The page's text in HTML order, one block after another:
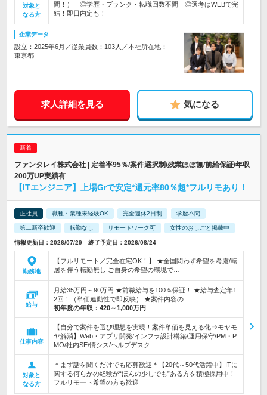
対象と
なる方
問！） ◎学歴・ブランク・転職回数不問 ◎選考はWEBで完
結！即日内定も！
企業データ
設立：2025年6月／従業員数：103人／本社所在地：
東京都
求人詳細を見る 気になる
ファンタレイ株式会社 | 定着率95％/案件選択制/残業ほぼ無/前給保証/年収
200万UP実績有
【ITエンジニア】上場Grで安定*還元率80％超*フルリモあり！
正社員 職種・業種未経験OK 完全週休2日制 学歴不問
第二新卒歓迎 転勤なし リモートワーク可 女性のおしごと掲載中
情報更新日：2026/07/29 終了予定日：2026/08/24
勤務地
【フルリモート／完全在宅OK！】 ★全国問わず希望を考慮/転
居を伴う転勤無し ご自身の希望の環境で…
給与
月給35万円～90万円 ★前職給与を100％保証！ ★給与査定年1
2回！（単価連動性で即反映） ★案件内容の…
初年度の年収： 420～1,000万円
仕事内容
【自分で案件を選び理想を実現！案件単価を見える化⇒モヤモ
ヤ解消】Web・アプリ開発/インフラ設計構築/運用保守/PM・P
MO/社内SE/情シス/ヘルプデスク
対象と
なる方
＊まず話を聞くだけでも応募歓迎＊【20代～50代活躍中】ITに
関する何らかの経験が“ほんの少しでも”ある方を積極採用中！
フルリモート希望の方も歓迎